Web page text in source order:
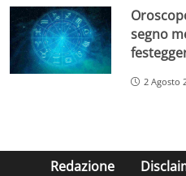
segno
2 Agosto
Redazione